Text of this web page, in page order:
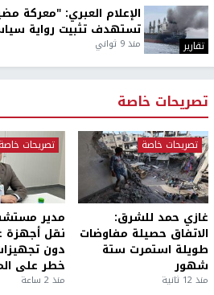
تقارير
الإعلام العبري: "معركة
تستهدف تثبيت رواية
منذ 9 ثواني
تصريحات خاصة
تصريحات خاصة
غازي حمد للشرق:
الاتفاق حصيلة مفاوضات
طويلة استمرت ستة
شهور
منذ 12 ثانية
تصريحات خاصة
مدير
نقل أجهزة
دون
خطر على
منذ 2 ساعة